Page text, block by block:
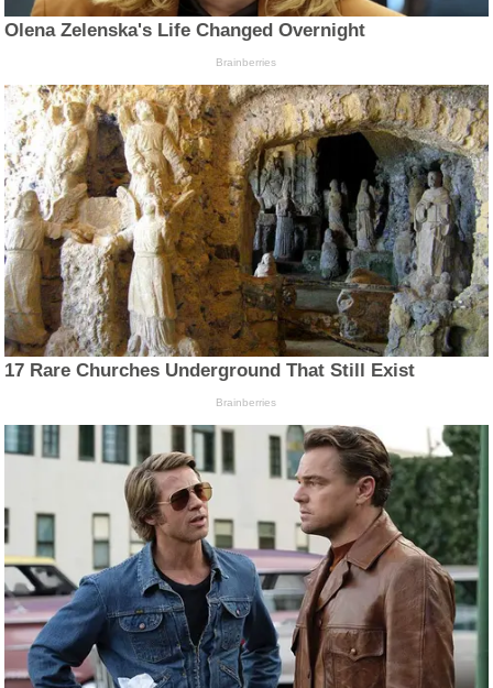
Olena Zelenska's Life Changed Overnight
Brainberries
17 Rare Churches Underground That Still Exist
Brainberries